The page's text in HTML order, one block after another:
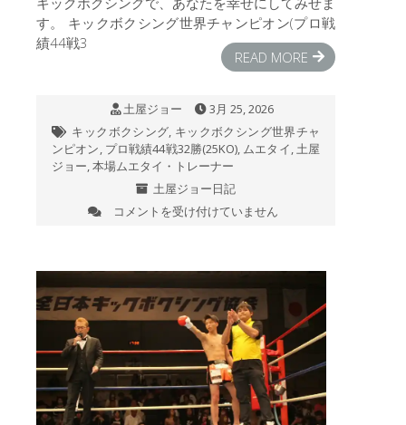
ー
し
り
と
い
た
広
く
行
れ
て
い
る。
は
6TH
7
（日）
後
楽
ホ
す。 キックボクシング世界チャンピオン(プロ戦
績44戦3
READ MORE
土屋ジョー
3月 25, 2026
キックボクシング, キックボクシング世界チャ
ンピオン, プロ戦績44戦32勝(25KO), ムエタイ,土屋
ジョー,本場ムエタイ・トレーナー
土屋ジョー日記
今
ラ
ブ
ム
は
コメントを受け付けていません